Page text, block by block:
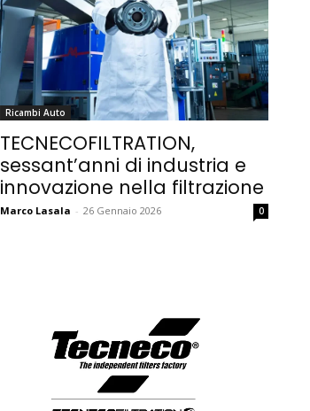
Ricambi Auto
TECNECOFILTRATION,
sessant’anni di industria e
innovazione nella filtrazione
Marco Lasala - 26 Gennaio 2026 0